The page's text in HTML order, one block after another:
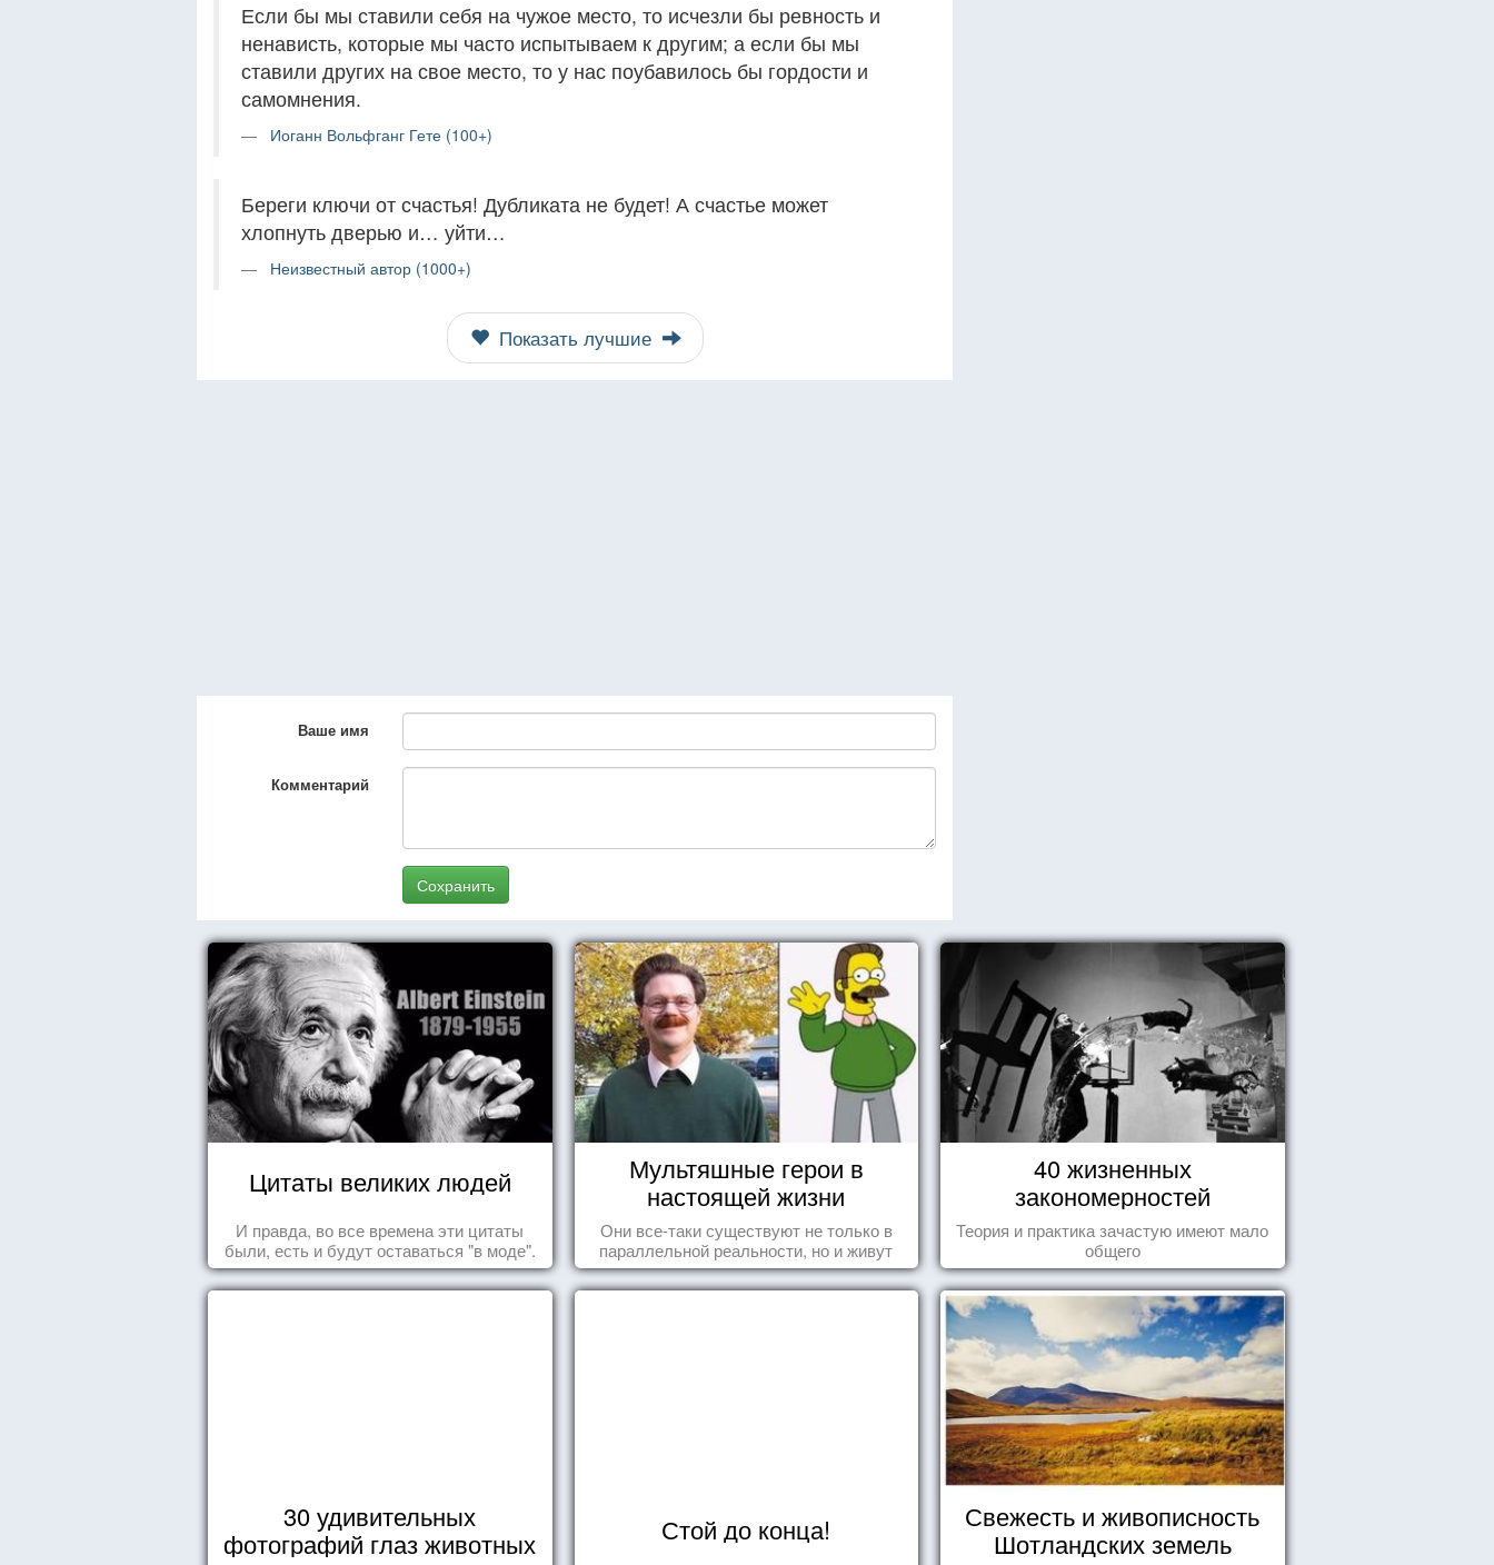
Если бы мы ставили себя на чужое место, то исчезли бы ревность и
ненависть, которые мы часто испытываем к другим; а если бы мы
ставили других на свое место, то у нас поубавилось бы гордости и
самомнения.
Иоганн Вольфганг Гете (100+)
Береги ключи от счастья! Дубликата не будет! А счастье может
хлопнуть дверью и… уйти…
Неизвестный автор (1000+)
Показать лучшие
Ваше имя
Комментарий
Сохранить
Цитаты великих людей
И правда, во все времена эти цитаты
были, есть и будут оставаться "в моде".
Мультяшные герои в
настоящей жизни
Они все-таки существуют не только в
параллельной реальности, но и живут
среди нас с вами.
40 жизненных
закономерностей
Теория и практика зачастую имеют мало
общего
30 удивительных
фотографий глаз животных
Стой до конца!
Свежесть и живописность
Шотландских земель